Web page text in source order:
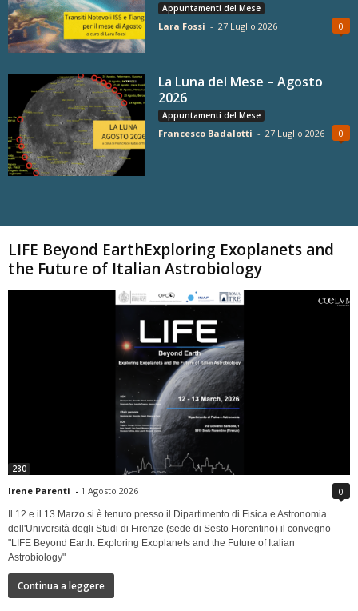
Appuntamenti del Mese
Lara Fossi - 27 Luglio 2026 0
La Luna del Mese – Agosto
2026
Appuntamenti del Mese
Francesco Badalotti - 27 Luglio 2026 0
LIFE Beyond EarthExploring Exoplanets and
the Future of Italian Astrobiology
280
Irene Parenti - 1 Agosto 2026 0
Il 12 e il 13 Marzo si è tenuto presso il Dipartimento di Fisica e Astronomia
dell'Università degli Studi di Firenze (sede di Sesto Fiorentino) il convegno
"LIFE Beyond Earth. Exploring Exoplanets and the Future of Italian
Astrobiology"
Continua a leggere